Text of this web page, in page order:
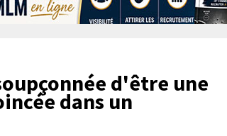
d'être une
dans un